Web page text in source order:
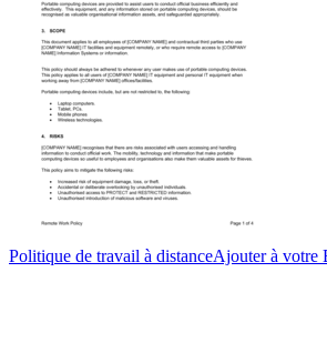
Politique de travail à distanceAjouter à votre